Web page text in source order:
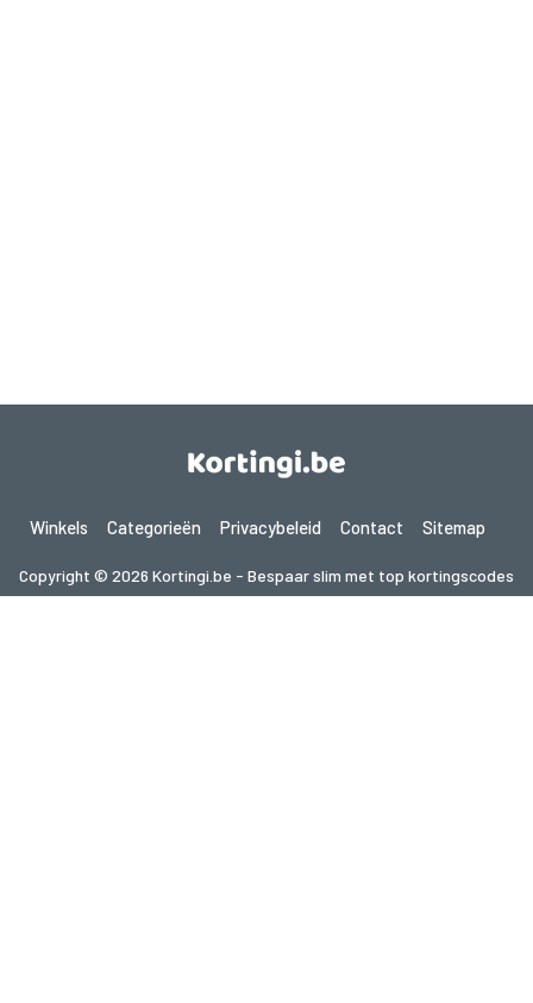
Winkels Categorieën Privacybeleid Contact Sitemap
Copyright © 2026 Kortingi.be - Bespaar slim met top kortingscodes
2026. Alle rechten voorbehouden.